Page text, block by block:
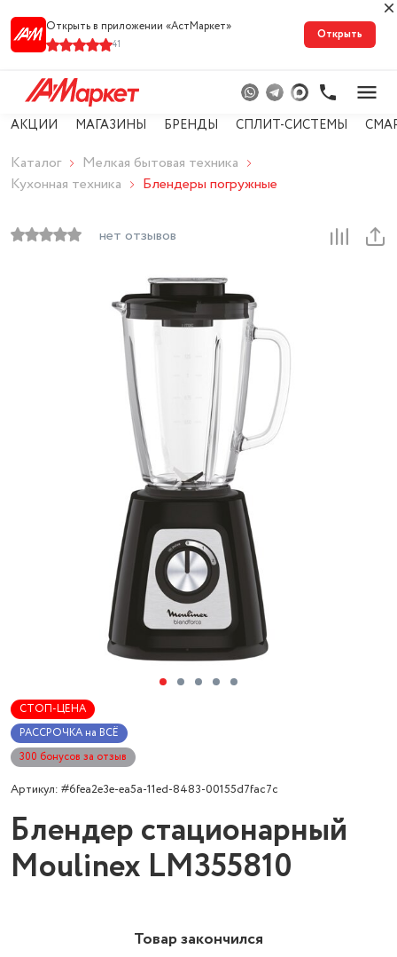
Открыть в приложении «АстМарке‪т‬»
41
Открыть
АКЦИИ МАГАЗИНЫ БРЕНДЫ СПЛИТ-СИСТЕМЫ
Каталог
Мелкая бытовая техника
Кухонная техника
Блендеры погружные
нет отзывов
СТОП-ЦЕНА
РАССРОЧКА на ВСЁ
300 бонусов за отзыв
Артикул: #6fea2e3e-ea5a-11ed-8483-00155d7fac7c
Блендер стационарный
Moulinex LM355810
Товар закончился